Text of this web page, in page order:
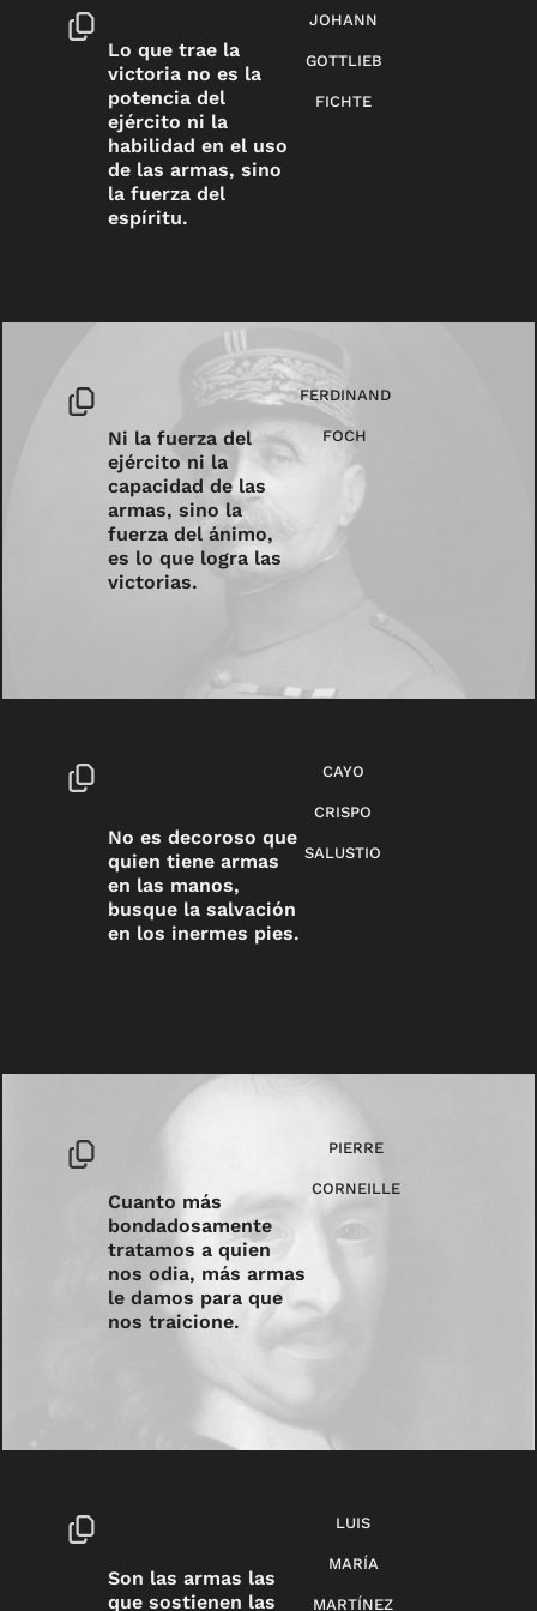
Lo que trae la
victoria no es la
potencia del
ejército ni la
habilidad en el uso
de las armas, sino
la fuerza del
espíritu.
JOHANN
GOTTLIEB
FICHTE
Ni la fuerza del
ejército ni la
capacidad de las
armas, sino la
fuerza del ánimo,
es lo que logra las
victorias.
FERDINAND
FOCH
No es decoroso que
quien tiene armas
en las manos,
busque la salvación
en los inermes pies.
CAYO
CRISPO
SALUSTIO
Cuanto más
bondadosamente
tratamos a quien
nos odia, más armas
le damos para que
nos traicione.
PIERRE
CORNEILLE
Son las armas las
que sostienen las
LUIS
MARÍA
MARTÍNEZ